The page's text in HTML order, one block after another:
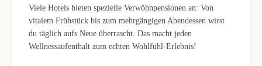
Viele Hotels bieten spezielle Verwöhnpensionen an: Von
vitalem Frühstück bis zum mehrgängigen Abendessen wirst
du täglich aufs Neue überrascht. Das macht jeden
Wellnessaufenthalt zum echten Wohlfühl-Erlebnis!